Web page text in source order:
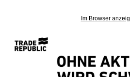
Im Browser